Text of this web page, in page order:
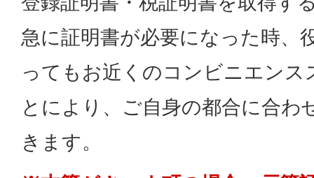
急に証明書が必要になった時、
ってもお近くのコンビニエンス
とにより、ご自身の都合に合わ
きます。